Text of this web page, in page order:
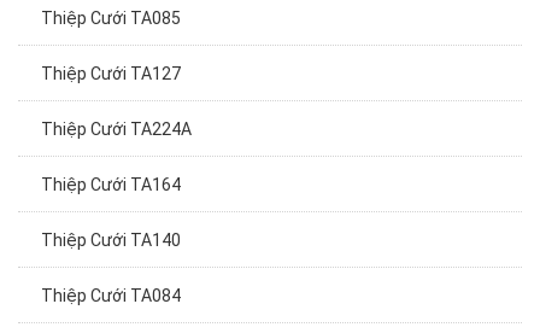
Thiệp Cưới TA085
Thiệp Cưới TA127
Thiệp Cưới TA224A
Thiệp Cưới TA164
Thiệp Cưới TA140
Thiệp Cưới TA084